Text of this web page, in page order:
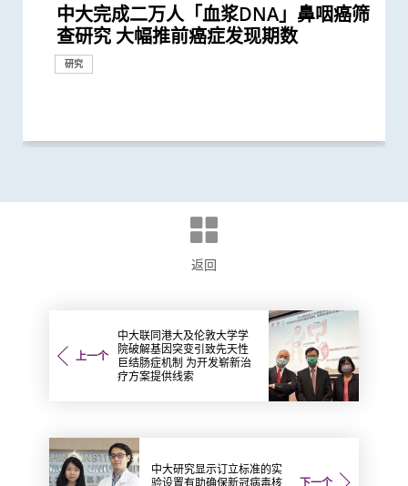
中大完成二万人「血浆DNA」鼻咽癌筛
查研究 大幅推前癌症发现期数
研究
中大医学院与正大天晴签署合作框架协
议 紧密结合及发挥内地与香港医药创
新科研、人才培训、转化和产业优势
中大研究证实「血浆DNA」筛查能侦测
到早期没有病徵的鼻咽癌 并反映日后
患鼻咽癌风险
「全球20位顶尖转化研究科学家」 中
大占二席 唯一上榜香港学府 卢煜明教
授连续第三年获选
中大研究获世界顶尖医学期刊推崇
奖项及荣誉
中大推全港大型「鼻咽癌血液测试研究
计划」 现招募二万名市民参与 冀有效
侦测早期患者
中文大学医学院赵慧君教授荣获「中国
青年女科学家奖」最新研究突破 成功
发展血浆DNA测试以扫描癌症
中大率先推出无创性唐氏综合症产前诊
断服务 革命性研究成果推展至香港及
美国
本地女青年科学家扬威海外 中大医学
院赵慧君教授连夺两项国际科研大奖
奖项及荣誉
中大全球首次揭示CD4+ Treg细胞启动
心脏再生机制 为心脏修复治疗带来新
靶点
中大校长卢煜明教授与医学院院长赵伟
仁教授获选为欧洲科学院外籍院士
奖项及荣誉
中大发现抗病毒药新研发靶点 可应用
於对抗多种病毒感染
研究
中大成功识别「血浆EB病毒DNA」癌
症相关分子特徵 大幅提升鼻咽癌风险
预测准确度
中大医学院获李嘉诚基金会捐赠亚洲首
台Histotripsy 2.0系统 共30名患者获
资助接受组织碎化技术治肝癌
中大卢煜明教授获颁首届腾冲科学大奖
奖项及荣誉
中大卢煜明教授获选中国科学院院士
奖项及荣誉
中大卢煜明教授获颁有「美国最高荣誉
生物医学科学奖」之称的「拉斯克奖」
奖项及荣誉
中大研究显示第三剂疫苗是高危群组抵
抗新冠病毒感染的关键
研究
中大研究显示订立标准的实验设置有助
确保新冠病毒核酸检测表现
研究
中大医学院卢煜明教授成史上首名生物
学科「皇家奖章」华人得主
奖项及荣誉
香港中文大学感谢李嘉诚先生及基金会
捐助3千万港元提升中大李嘉诚健康科
学研究所科研空间及设施
中大医学院两学者荣膺「2019年全球
20位顶尖转化研究科学家」 榜上唯一
亚洲学府 卢煜明教授连续第四年获选
中大医学院卢煜明教授荣获有「科学界
奥斯卡」之称的「科学突破奖」
奖项及荣誉
中大卢煜明教授再度获选「全球20位顶
尖转化研究科学家」
奖项及荣誉
中大医学院两教授齐获「药明康德生命
化学研究奖」
奖项及荣誉
中大卢煜明教授获颁首届「未来科学大
奖」 从事产前检测研究逾廿载 「科
学是我生命中不可分割的一部分」
中大卢煜明教授荣获被喻为诺贝尔奖预
测指标的「汤森路透引文桂冠奖」
奖项及荣誉
中大卢煜明教授荣获有「中国诺贝尔」
之称的「未来科学大奖－生命科学奖」
奖项及荣誉
中大再获夏约书孤儿症基金会支持新生
儿筛查服务 新增「先天性肾上腺皮质
增生症」检测
中大卢煜明教授成世界首位华人获美国
临床化学协会Wallace H. Coulter讲学
奖
卢煜明教授获国际奖项 表扬其在个人
化医学领域上杰出成就
奖项及荣誉
基因解码成就「个人化医学」 未来医
学路前瞻：从科学研究到临床应用
研究
中大卢煜明教授夺费萨尔国王国际医学
奖
奖项及荣誉
开创无创性产前检查 中大卢煜明教授
膺选美国国家科学院院士
奖项及荣誉
返回
上一个
中大联同港大及伦敦大学学
院破解基因突变引致先天性
巨结肠症机制 为开发崭新治
疗方案提供线索
下一个
中大研究显示订立标准的实
验设置有助确保新冠病毒核